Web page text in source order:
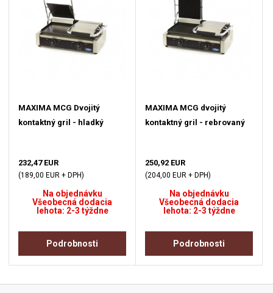
MAXIMA MCG Dvojitý
kontaktný gril - hladký
232,47 EUR
(189,00 EUR + DPH)
Na objednávku
Všeobecná dodacia
lehota: 2-3 týždne
Podrobnosti
MAXIMA MCG dvojitý
kontaktný gril - rebrovaný
250,92 EUR
(204,00 EUR + DPH)
Na objednávku
Všeobecná dodacia
lehota: 2-3 týždne
Podrobnosti